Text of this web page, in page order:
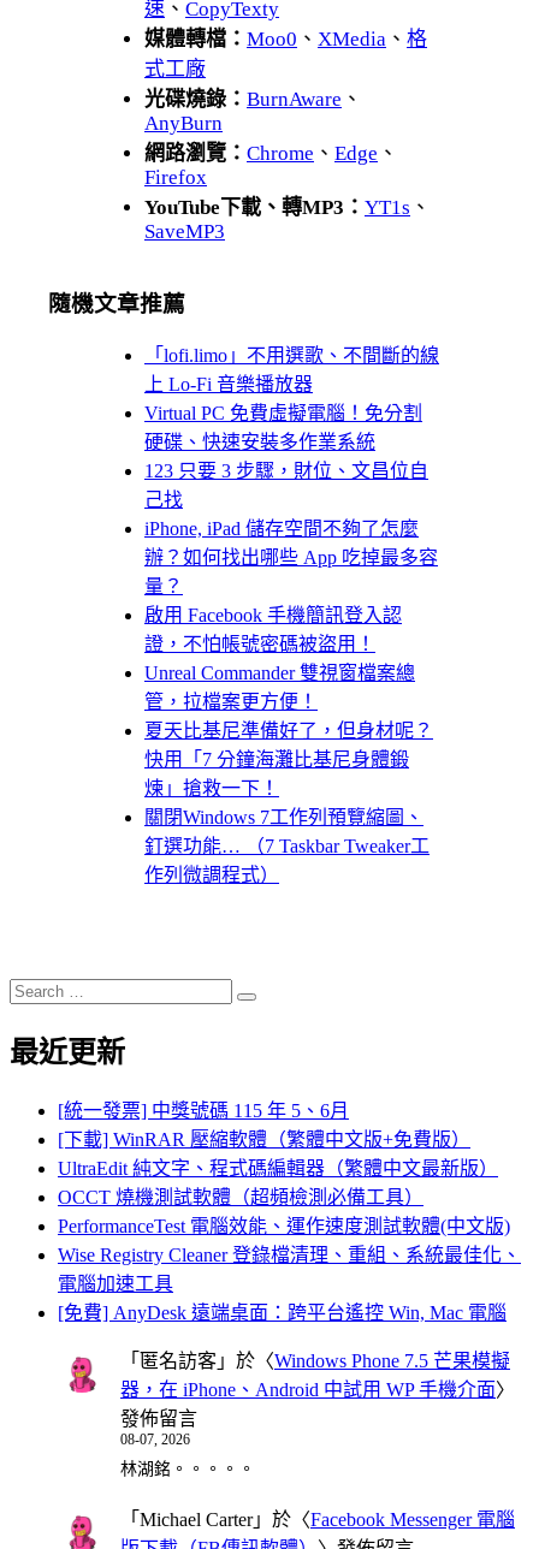
速 、 CopyTexty
媒體轉檔： Moo0 、 XMedia 、 格
式工廠
光碟燒錄： BurnAware 、
AnyBurn
網路瀏覽： Chrome 、 Edge 、
Firefox
YouTube下載、轉MP3： YT1s 、
SaveMP3
隨機文章推薦
「lofi.limo」不用選歌、不間斷的線
上 Lo-Fi 音樂播放器
Virtual PC 免費虛擬電腦！免分割
硬碟、快速安裝多作業系統
123 只要 3 步驟，財位、文昌位自
己找
iPhone, iPad 儲存空間不夠了怎麼
辦？如何找出哪些 App 吃掉最多容
量？
啟用 Facebook 手機簡訊登入認
證，不怕帳號密碼被盜用！
Unreal Commander 雙視窗檔案總
管，拉檔案更方便！
夏天比基尼準備好了，但身材呢？
快用「7 分鐘海灘比基尼身體鍛
煉」搶救一下！
關閉Windows 7工作列預覽縮圖、
釘選功能… （7 Taskbar Tweaker工
作列微調程式）
Search
for:
Search
最近更新
[統一發票] 中獎號碼 115 年 5、6月
[下載] WinRAR 壓縮軟體（繁體中文版+免費版）
UltraEdit 純文字、程式碼編輯器（繁體中文最新版）
OCCT 燒機測試軟體（超頻檢測必備工具）
PerformanceTest 電腦效能、運作速度測試軟體(中文版)
Wise Registry Cleaner 登錄檔清理、重組、系統最佳化、
電腦加速工具
[免費] AnyDesk 遠端桌面：跨平台遙控 Win, Mac 電腦
「 匿名訪客 」於〈Windows Phone 7.5 芒果模擬
器，在 iPhone、Android 中試用 WP 手機介面〉
發佈留言
08-07, 2026
林湖銘。。。。。
「 Michael Carter」於〈Facebook Messenger 電腦